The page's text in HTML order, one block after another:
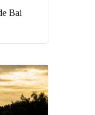
Bai